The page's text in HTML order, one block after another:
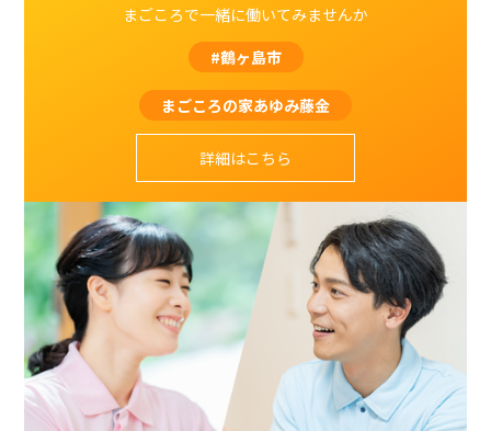
まごころで一緒に働いてみませんか
#鶴ヶ島市
まごころの家あゆみ藤金
詳細はこちら